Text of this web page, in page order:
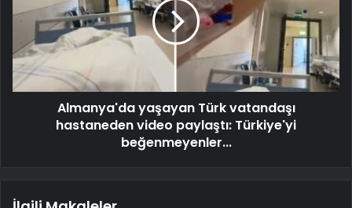
Almanya'da yaşayan Türk vatandaşı
hastaneden video paylaştı: Türkiye'yi
beğenmeyenler...